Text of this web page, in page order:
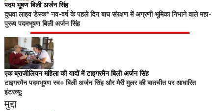
पदम भूषण बिली अर्जन सिंह
दुधवा लाइव डेस्क* नव-वर्ष के पहले दिन बाघ संरक्षण में अग्रणी भूमिका निभाने वाले महा-
पुरूष पदमभूषण बिली अर्जन सिंह
एक ब्राजीलियन महिला की यादों में टाइगरमैन बिली अर्जन सिंह
टाइगरमैन पदमभूषण स्व० बिली अर्जन सिंह और मैरी मुलर की बातचीत पर आधारित
इंटरव्यू:
मुद्दा